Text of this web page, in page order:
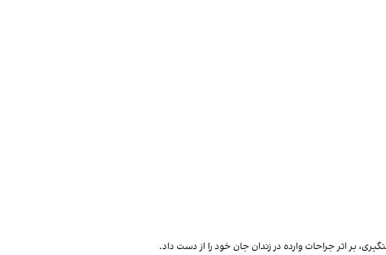
بر اثر جراحات وارده در زندان جان خود را از دست داد.